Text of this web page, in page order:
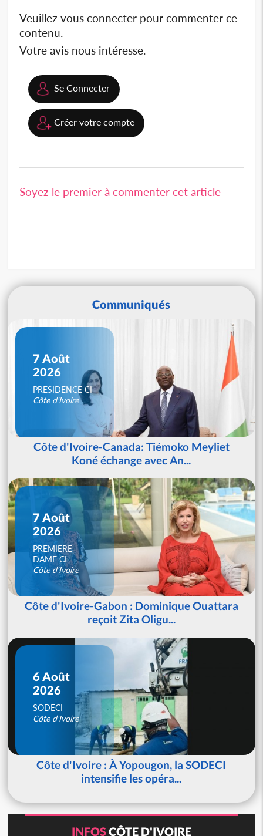
Veuillez vous connecter pour commenter ce
contenu.
Votre avis nous intéresse.
Se Connecter
Créer votre compte
Soyez le premier à commenter cet article
Communiqués
7 Août
2026
PRESIDENCE CI
Côte d'Ivoire
Côte d'Ivoire-Canada: Tiémoko Meyliet
Koné échange avec An...
7 Août
2026
PREMIERE
DAME CI
Côte d'Ivoire
Côte d'Ivoire-Gabon : Dominique Ouattara
reçoit Zita Oligu...
6 Août
2026
SODECI
Côte d'Ivoire
Côte d'Ivoire : À Yopougon, la SODECI
intensifie les opéra...
INFOSCÔTE D'IVOIRE